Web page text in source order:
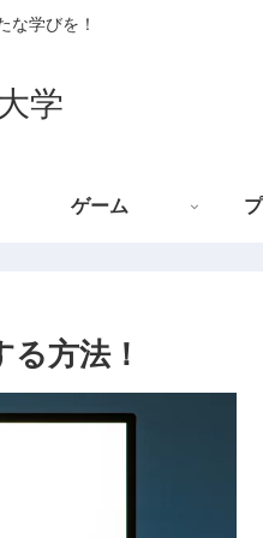
な学びを！
学
ゲーム
方法！